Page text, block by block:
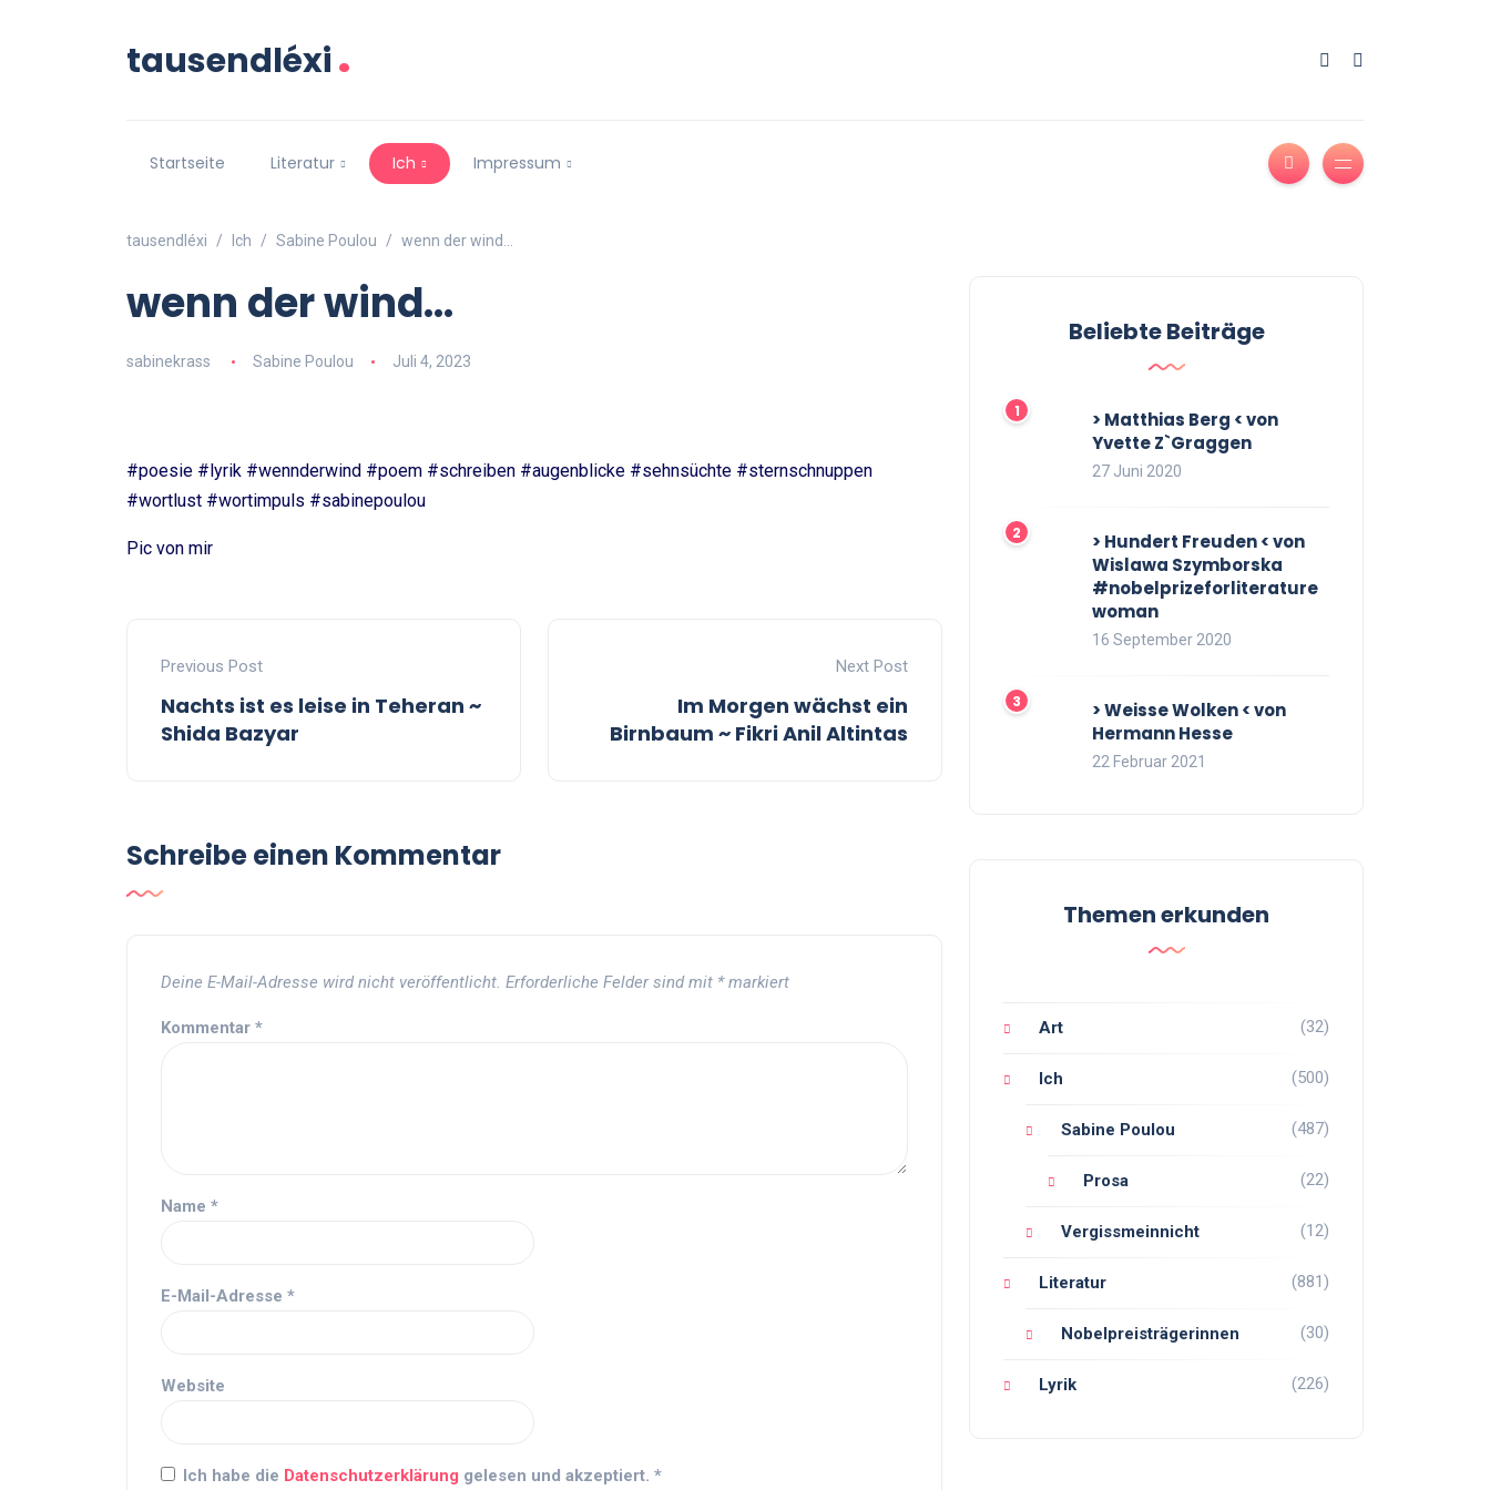
tausendléxi.
Startseite Literatur Ich Impressum
tausendléxi Ich Sabine Poulou wenn der wind…
wenn der wind…
sabinekrass Sabine Poulou Juli 4, 2023
#poesie #lyrik #wennderwind #poem #schreiben #augenblicke #sehnsüchte #sternschnuppen
#wortlust #wortimpuls #sabinepoulou
Pic von mir
Previous Post
Nachts ist es leise in Teheran ~
Shida Bazyar
Next Post
Im Morgen wächst ein
Birnbaum ~ Fikri Anil Altintas
Schreibe einen Kommentar
Deine E-Mail-Adresse wird nicht veröffentlicht. Erforderliche Felder sind mit *markiert
Kommentar *
Name *
E-Mail-Adresse *
Website
Ich habe die Datenschutzerklärung gelesen und akzeptiert. *
Beliebte Beiträge
> Matthias Berg < von
Yvette Z`Graggen
27 Juni 2020
> Hundert Freuden < von
Wislawa Szymborska
#nobelprizeforliterature
woman
16 September 2020
> Weisse Wolken < von
Hermann Hesse
22 Februar 2021
Themen erkunden
Art (32)
Ich (500)
Sabine Poulou (487)
Prosa (22)
Vergissmeinnicht (12)
Literatur (881)
Nobelpreisträgerinnen (30)
Lyrik (226)